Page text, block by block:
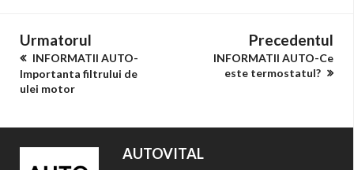
Urmatorul
INFORMATII AUTO-
Importanta filtrului de
ulei motor
Precedentul
INFORMATII AUTO-Ce
este termostatul?
AUTOVITAL